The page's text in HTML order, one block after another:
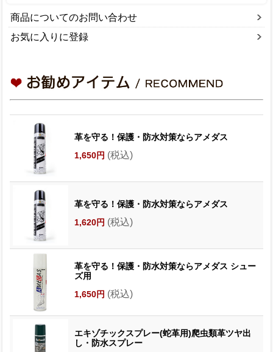
商品についてのお問い合わせ
お気に入りに登録
革を守る！保護・防水対策ならアメダス
1,650円 (税込)
革を守る！保護・防水対策ならアメダス
1,620円 (税込)
革を守る！保護・防水対策ならアメダス シュー
ズ用
1,650円 (税込)
エキゾチックスプレー(蛇革用)爬虫類革ツヤ出
し・防水スプレー